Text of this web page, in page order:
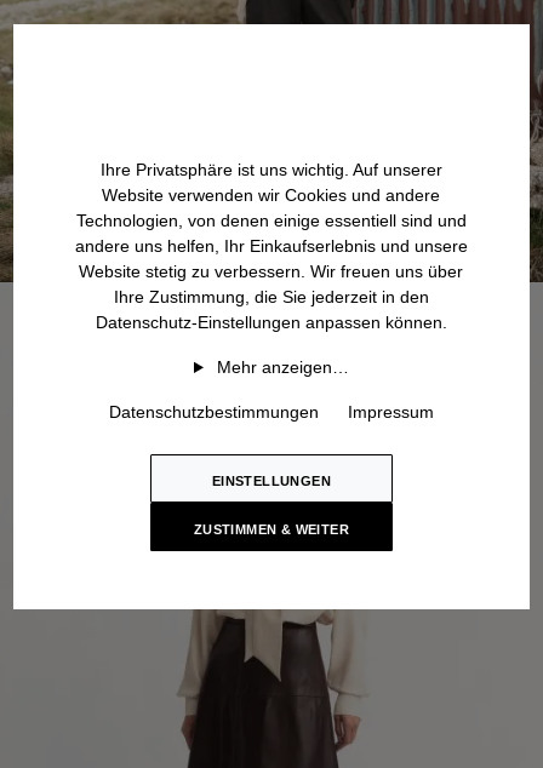
Ihre Privatsphäre ist uns wichtig. Auf unserer
Website verwenden wir Cookies und andere
Technologien, von denen einige essentiell sind und
andere uns helfen, Ihr Einkaufserlebnis und unsere
Website stetig zu verbessern. Wir freuen uns über
Ihre Zustimmung, die Sie jederzeit in den
Datenschutz-Einstellungen anpassen können.
Mehr anzeigen…
Datenschutzbestimmungen Impressum
EINSTELLUNGEN
ZUSTIMMEN & WEITER